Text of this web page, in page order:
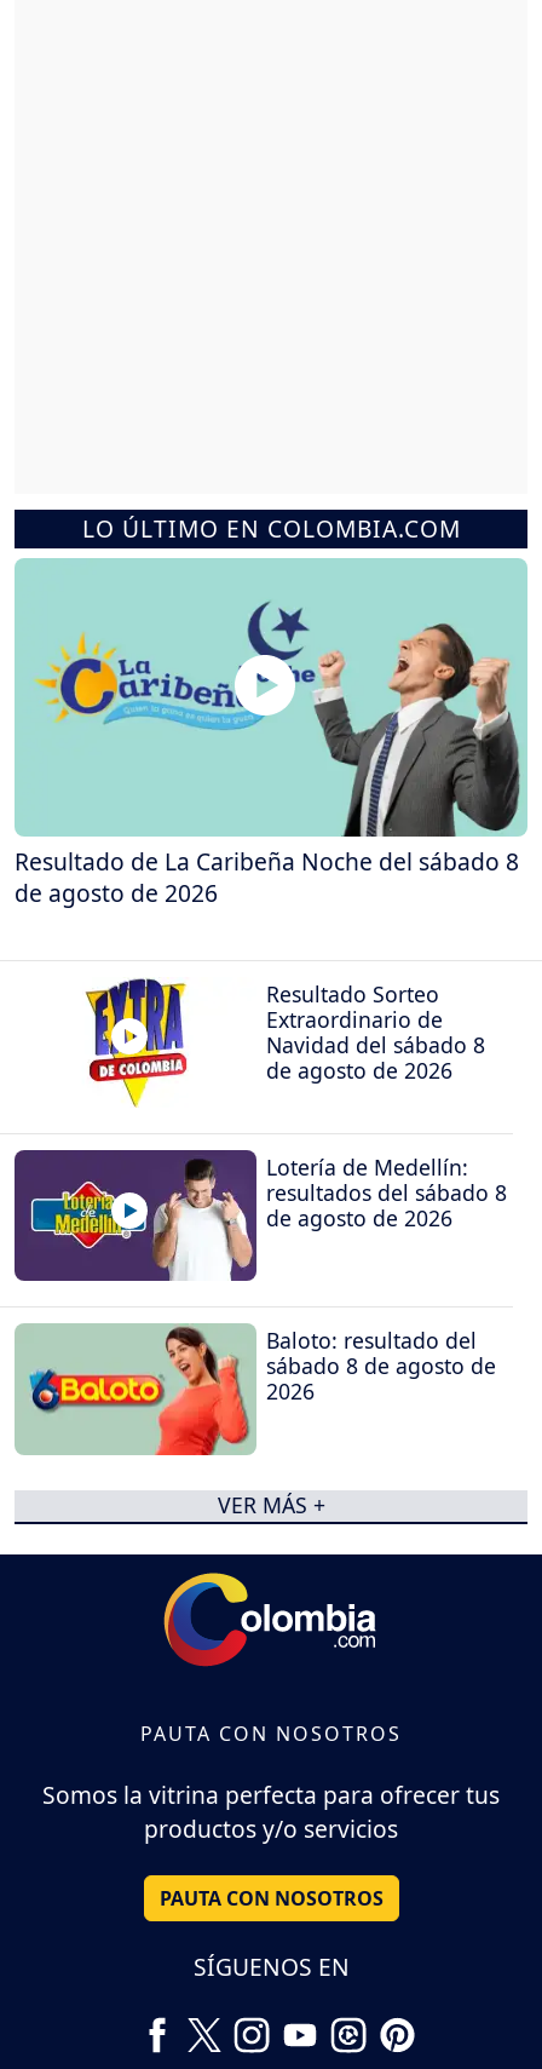
LO ÚLTIMO EN COLOMBIA.COM
Resultado de La Caribeña Noche del sábado 8
de agosto de 2026
Resultado Sorteo
Extraordinario de
Navidad del sábado 8
de agosto de 2026
Lotería de Medellín:
resultados del sábado 8
de agosto de 2026
Baloto: resultado del
sábado 8 de agosto de
2026
VER MÁS +
PAUTA CON NOSOTROS
Somos la vitrina perfecta para ofrecer tus
productos y/o servicios
PAUTA CON NOSOTROS
SÍGUENOS EN